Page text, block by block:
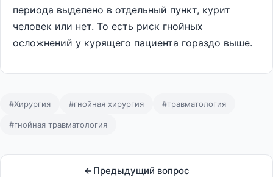
периода выделено в отдельный пункт, курит
человек или нет. То есть риск гнойных
осложнений у курящего пациента гораздо выше.
#Хирургия #гнойная хирургия #травматология
#гнойная травматология
Предыдущий вопрос